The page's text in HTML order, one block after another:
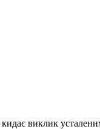
кидає виклик